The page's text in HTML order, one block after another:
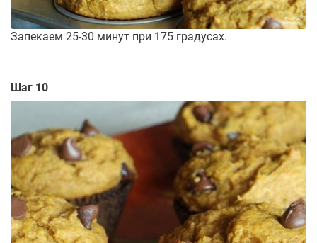
Запекаем 25-30 минут при 175 градусах.
Шаг 10